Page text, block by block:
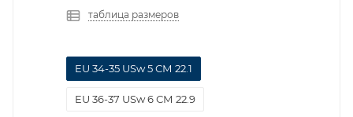
таблица размеров
EU 34-35 USw 5 СМ 22.1
EU 36-37 USw 6 СМ 22.9